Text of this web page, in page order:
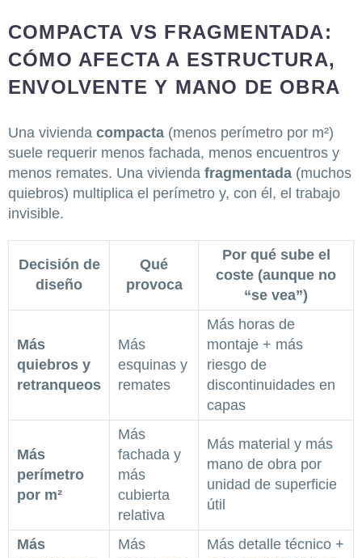
COMPACTA VS FRAGMENTADA:
CÓMO AFECTA A ESTRUCTURA,
ENVOLVENTE Y MANO DE OBRA
Una vivienda compacta (menos perímetro por m²)
suele requerir menos fachada, menos encuentros y
menos remates. Una vivienda fragmentada (muchos
quiebros) multiplica el perímetro y, con él, el trabajo
invisible.
Decisión de
diseño
Qué
provoca
Por qué sube el
coste (aunque no
“se vea”)
Más
quiebros y
retranqueos
Más
esquinas y
remates
Más horas de
montaje + más
riesgo de
discontinuidades en
capas
Más
perímetro
por m²
Más
fachada y
más
cubierta
relativa
Más material y más
mano de obra por
unidad de superficie
útil
Más
Más
Más detalle técnico +